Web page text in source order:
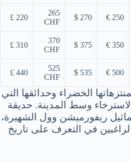
250 €
270 $
265
CHF
220 £
350 €
375 $
370
CHF
310 £
500 €
535 $
525
CHF
440 £
الخضراء وحدائقها التي
وسط المدينة. حديقة
ريفورميشن وول الشهيرة،
في التعرف على تاريخ